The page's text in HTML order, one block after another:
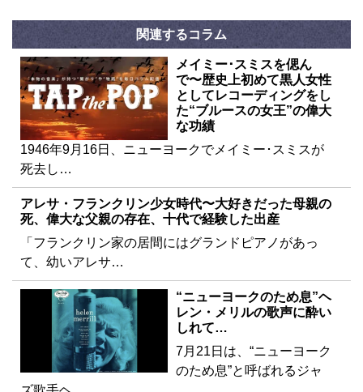
関連するコラム
メイミー･スミスを偲ん
で〜歴史上初めて黒人女性
としてレコーディングをし
た“ブルースの女王”の偉大
な功績
1946年9月16日、ニューヨークでメイミー･スミスが
死去し…
アレサ・フランクリン少女時代〜大好きだった母親の
死、偉大な父親の存在、十代で経験した出産
「フランクリン家の居間にはグランドピアノがあっ
て、幼いアレサ…
“ニューヨークのため息”ヘ
レン・メリルの歌声に酔い
しれて…
7月21日は、“ニューヨーク
のため息”と呼ばれるジャ